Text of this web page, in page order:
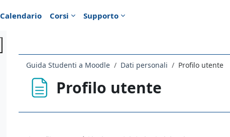
Calendario Corsi Supporto
Guida Studenti a Moodle Dati personali Profilo utente
Profilo utente